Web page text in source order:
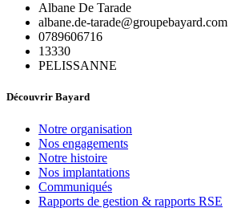
Albane De Tarade
albane.de-tarade@groupebayard.com
0789606716
13330
PELISSANNE
Découvrir Bayard
Notre organisation
Nos engagements
Notre histoire
Nos implantations
Communiqués
Rapports de gestion & rapports RSE